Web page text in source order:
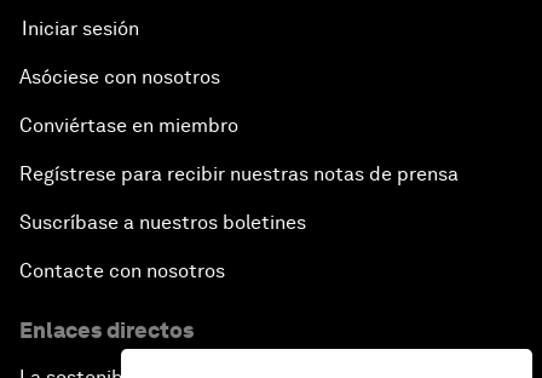
Iniciar sesión
Asóciese con nosotros
Conviértase en miembro
Regístrese para recibir nuestras notas de prensa
Suscríbase a nuestros boletines
Contacte con nosotros
Enlaces directos